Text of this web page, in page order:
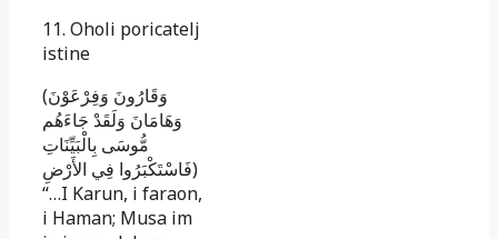
11. Oholi poricatelj
istine
(وَقَارُونَ وَفِرْعَوْنَ
وَهَامَانَ وَلَقَدْ جَاءَهُم
مُّوسَى بِالْبَيِّنَاتِ
فَاسْتَكْبَرُوا فِي الأَرْضِ)
“…I Karun, i faraon,
i Haman; Musa im